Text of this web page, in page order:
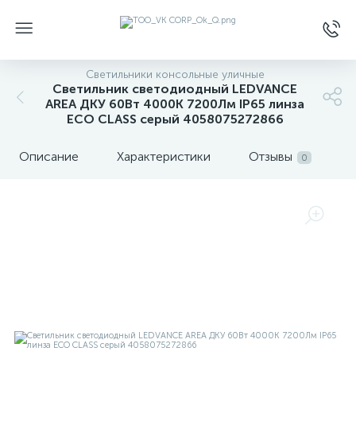
Светильники консольные уличные
Светильник светодиодный LEDVANCE
AREA ДКУ 60Вт 4000К 7200Лм IP65 линза
ECO CLASS серый 4058075272866
Описание Характеристики Отзывы 0